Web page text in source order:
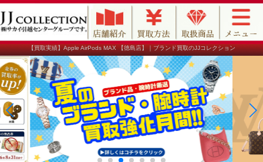
【買取実績】Apple AirPods MAX 【徳島店】｜ブランド買取のJJコレクション